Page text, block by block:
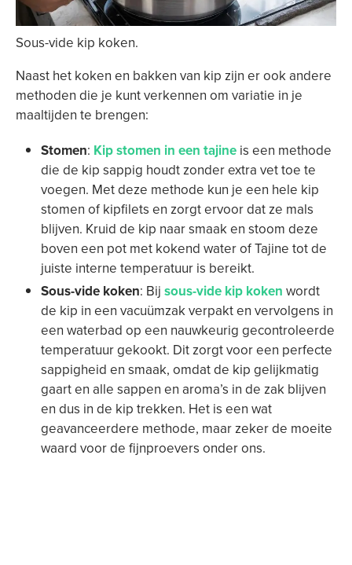
Sous-vide kip koken.
Naast het koken en bakken van kip zijn er ook andere
methoden die je kunt verkennen om variatie in je
maaltijden te brengen:
Stomen: Kip stomen in een tajine is een methode
die de kip sappig houdt zonder extra vet toe te
voegen. Met deze methode kun je een hele kip
stomen of kipfilets en zorgt ervoor dat ze mals
blijven. Kruid de kip naar smaak en stoom deze
boven een pot met kokend water of Tajine tot de
juiste interne temperatuur is bereikt.
Sous-vide koken: Bij sous-vide kip koken wordt
de kip in een vacuümzak verpakt en vervolgens in
een waterbad op een nauwkeurig gecontroleerde
temperatuur gekookt. Dit zorgt voor een perfecte
sappigheid en smaak, omdat de kip gelijkmatig
gaart en alle sappen en aroma’s in de zak blijven
en dus in de kip trekken. Het is een wat
geavanceerdere methode, maar zeker de moeite
waard voor de fijnproevers onder ons.